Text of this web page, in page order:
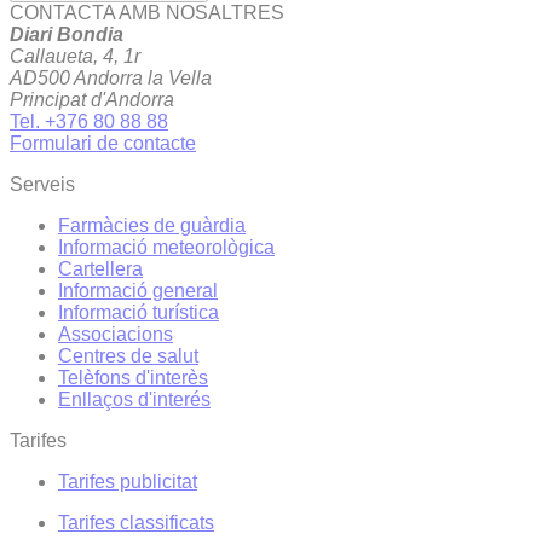
CONTACTA AMB NOSALTRES
Diari Bondia
Callaueta, 4, 1r
AD500 Andorra la Vella
Principat d'Andorra
Tel. +376 80 88 88
Formulari de contacte
Serveis
Farmàcies de guàrdia
Informació meteorològica
Cartellera
Informació general
Informació turística
Associacions
Centres de salut
Telèfons d'interès
Enllaços d'interés
Tarifes
Tarifes publicitat
Tarifes classificats